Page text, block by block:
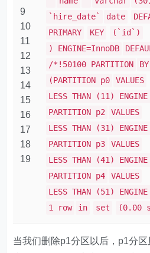
9
10
11
12
13
14
15
16
17
18
19
`hire_date`
date
PRIMARY
KEY
(`id`)
) ENGINE=InnoDB
/*!50100 PARTITION
BY
(PARTITION p0
VALUES
LESS THAN (11)
PARTITION p2
VALUES
LESS THAN (31)
PARTITION p3
VALUES
LESS THAN (41)
PARTITION p4
VALUES
LESS THAN (51)
1 row
in set (0.00
当我们删除p1分区以后，p1分